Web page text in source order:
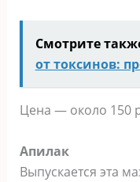
Смотрите
от токсинов:
Цена — около 150
Апилак
Выпускается эта